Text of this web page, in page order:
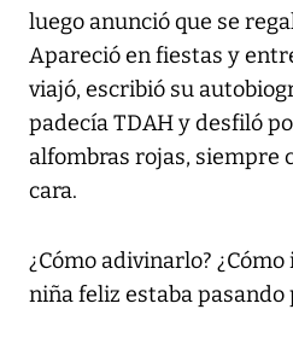
luego anunció que se
Apareció en fiestas y
viajó, escribió su
padecía TDAH y desfiló
alfombras rojas, siempre
cara.
¿Cómo adivinarlo?
niña feliz estaba pasando